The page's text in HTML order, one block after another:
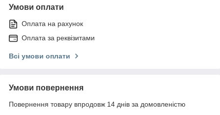
Умови оплати
Оплата на рахунок
Оплата за реквізитами
Всі умови оплати
Умови повернення
Повернення товару впродовж 14 днів за домовленістю